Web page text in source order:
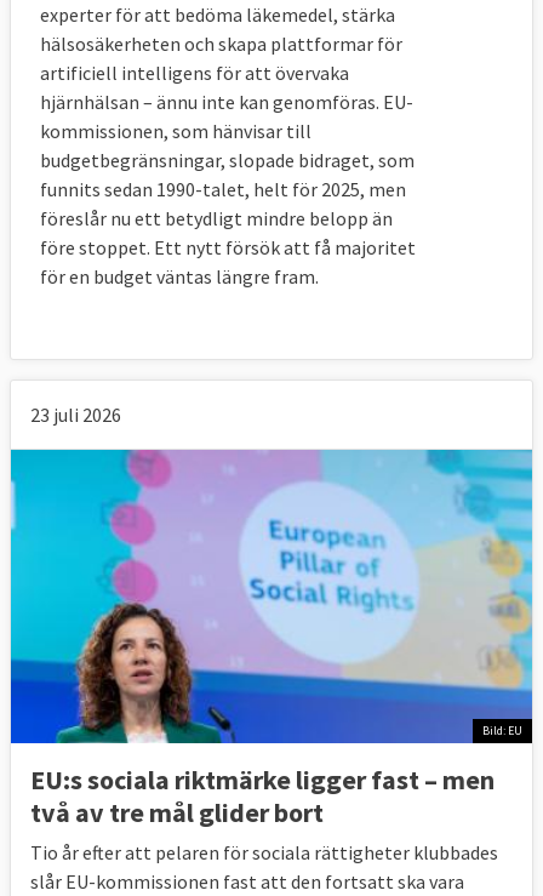
2025ökade antalet jämfört 2019 med 91
000 personer till 1 970 000 individer
samtidigt som antalet barn i gruppen
minskade med 2 000 personer till508 000
barnunder samma tid.
Tabell 6.
FÄRRE
FATTIGA
EU-mål
2030
EU
2025
personer i
riskzonen för
fattigdom
eller social
utestängning
2019 - 2025
färre
fattiga än
2019.
2019 var
92,2
miljoner
människor
i
riskzonen
Källa: Eurostat, klicka på länkar ovan.
experter för att bedöma läkemedel, stärka
hälsosäkerheten och skapa plattformar för
artificiell intelligens för att övervaka
hjärnhälsan – ännu inte kan genomföras. EU-
kommissionen, som hänvisar till
budgetbegränsningar, slopade bidraget, som
funnits sedan 1990-talet, helt för 2025, men
föreslår nu ett betydligt mindre belopp än
före stoppet. Ett nytt försök att få majoritet
för en budget väntas längre fram.
23 juli 2026
Bild: EU
EU:s sociala riktmärke ligger fast – men
två av tre mål glider bort
Tio år efter att pelaren för sociala rättigheter klubbades
slår EU-kommissionen fast att den fortsatt ska vara